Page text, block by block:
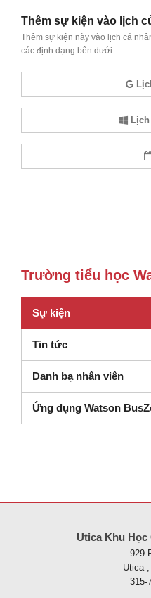
Thêm sự kiện vào lịch
Thêm sự kiện này vào lịch cá
các định dạng bên dưới.
Trường tiểu học
Sự kiện
Tin tức
Danh bạ nhân viên
Ứng dụng Watson
Utica Khu Học
929
Utica
315-